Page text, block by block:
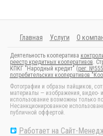
Главная Услуги О
Деятельность кооператива
реестр кредитных кооперативов.
КПКГ "Народный кредит" (рег.
потребительских кооперативов
Фотографии и образы пайщиков,
материалы — изображения, видео-
использование возможны только
Несанкционированное
публичной оффертой.
Работает на Сайт-